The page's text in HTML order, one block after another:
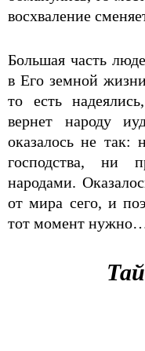
восхваление
Большая часть
в Его земной
то есть
вернет народу
оказалось не
господства, ни
народами.
от мира сего, и
тот момент